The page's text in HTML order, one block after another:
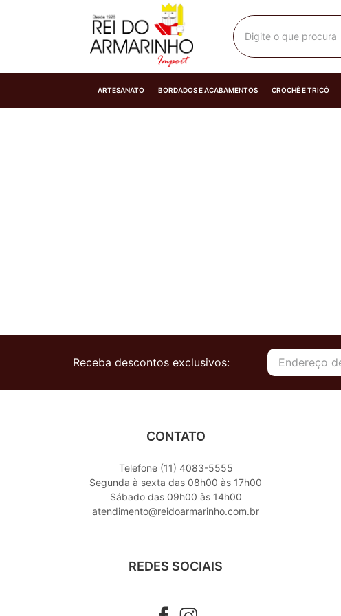
Digite o que procura
ARTESANATO BORDADOS E ACABAMENTOS CROCHÊ E TRICÔ
Receba descontos exclusivos:
CONTATO
Telefone (11) 4083-5555
Segunda à sexta das 08h00 às 17h00
Sábado das 09h00 às 14h00
atendimento@reidoarmarinho.com.br
REDES SOCIAIS